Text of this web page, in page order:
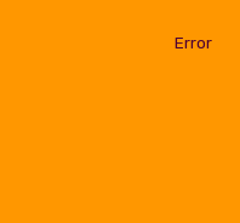
Error